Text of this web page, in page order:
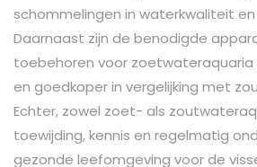
schommelingen in waterkwaliteit
Daarnaast zijn de benodigde
toebehoren voor zoetwateraquaria
en goedkoper in vergelijking met
Echter, zowel zoet- als
toewijding, kennis en regelmatig
gezonde leefomgeving voor de